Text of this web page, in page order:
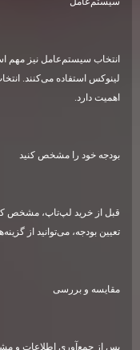
انتخاب سیستم‌عامل نیز مهم
لینوکس استفاده می‌کنند.
اهمیت دارد
بودجه خود را مشخص کنید
قبل از خرید لپ‌تاپ، مشخص
تعیین بودجه، می‌توانید از
مقایسه و بررسی
پس از جمع‌آوری اطلاعات و